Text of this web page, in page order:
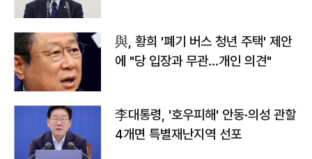
與, 황희 '폐기 버스 청년 주택' 제안
에 "당 입장과 무관…개인 의견"
李대통령, '호우피해' 안동·의성 관할
4개면 특별재난지역 선포